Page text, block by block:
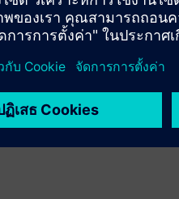
infrastructure)